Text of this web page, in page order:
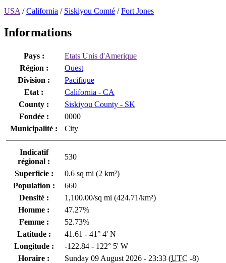
USA /California / Siskiyou Comté /Fort Jones
Informations
Pays :
Etats Unis d'Amerique
Région :
Ouest
Division :
Pacifique
Etat :
California - CA
County :
Siskiyou County - SK
Fondée :
0000
Municipalité :
City
Indicatif
régional :
530
Superficie :
0.6 sq mi (2 km²)
Population :
660
Densité :
1,100.00/sq mi (424.71/km²)
Homme :
47.27%
Femme :
52.73%
Latitude :
41.61 - 41° 4' N
Longitude :
-122.84 - 122° 5' W
Horaire :
Sunday 09 August 2026 - 23:33 (UTC -8)